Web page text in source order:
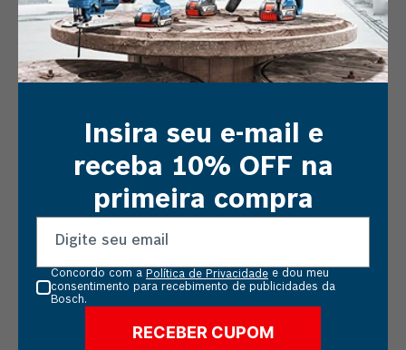
JOGO SERRA COPO
BOSCH PROGRESSOR
METAL 9 PEÇAS
O jogo de serras copo
Progressor for wood and
de ter os diametros mais
usados em cada
aplicaçã...
BIMETÁLICA BLISTER
Standard no mercado,
ela efetua o corte em
Insira seu e-mail e
receba 10% OFF na
primeira compra
Concordo com a Política de Privacidade e dou meu
consentimento para recebimento de publicidades da
Bosch.
RECEBER CUPOM